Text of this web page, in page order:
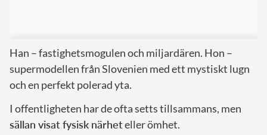
Han – fastighetsmogulen och miljardären. Hon –
supermodellen från Slovenien med ett mystiskt lugn
och en perfekt polerad yta.
I offentligheten har de ofta setts tillsammans, men
sällan visat fysisk närheteller ömhet.